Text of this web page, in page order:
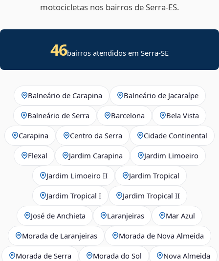
motocicletas nos bairros de Serra‑ES.
46bairros atendidos emSerra-SE
Balneário de Carapina Balneário de Jacaraípe
Balneário de Serra Barcelona Bela Vista
Carapina Centro da Serra Cidade Continental
Flexal Jardim Carapina Jardim Limoeiro
Jardim Limoeiro II Jardim Tropical
Jardim Tropical I Jardim Tropical II
José de Anchieta Laranjeiras Mar Azul
Morada de Laranjeiras Morada de Nova Almeida
Morada de Serra Morada do Sol Nova Almeida